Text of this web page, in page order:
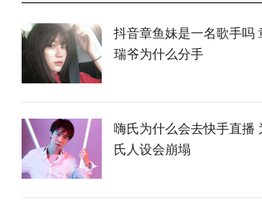
抖音章鱼妹是一名歌手吗
瑞爷为什么分手
嗨氏为什么会去快手直播
氏人设会崩塌